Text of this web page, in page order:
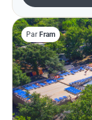
Par Fram